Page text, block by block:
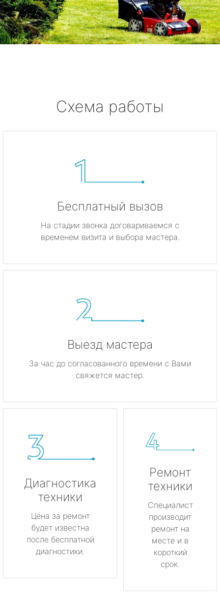
Схема работы
Бесплатный вызов
На стадии звонка договариваемся с
временем визита и выбора мастера.
Выезд мастера
За час до согласованного времени с Вами
свяжется мастер.
Диагностика
техники
Цена за ремонт
будет известна
после бесплатной
диагностики.
Ремонт
техники
Специалист
производит
ремонт на
месте и в
короткий
срок.